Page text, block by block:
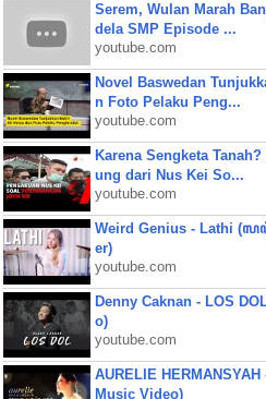
Serem, Wulan Marah
dela SMP Episode ...
youtube.com
Novel Baswedan
n Foto Pelaku Peng...
youtube.com
Karena Sengketa
ung dari Nus Kei So...
youtube.com
Weird Genius - Lathi
er)
youtube.com
Denny Caknan - LOS
o)
youtube.com
AURELIE
Music Video)